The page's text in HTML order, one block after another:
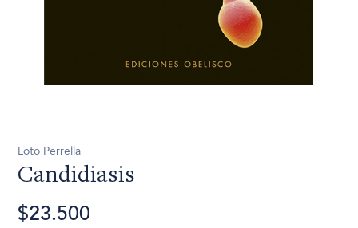
Loto Perrella
Candidiasis
$23.500